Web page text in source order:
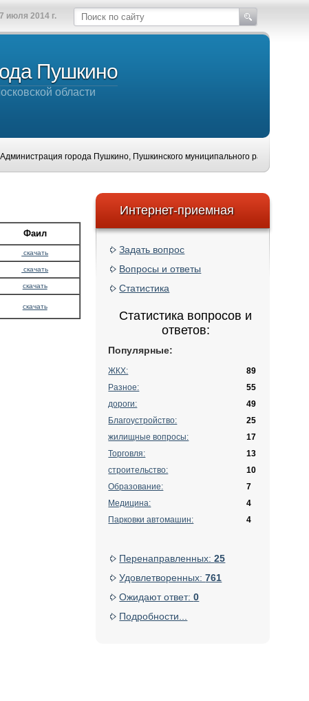
июля 2014 г.
Пушкино
области
города Пушкино, Пушкинского муниципального района,
Фаил
скачать
скачать
скачать
скачать
Интернет-приемная
Задать вопрос
Вопросы и ответы
Статистика
Статистика вопросов и
ответов:
Популярные:
ЖКХ:
89
Разное:
55
дороги:
49
Благоустройство:
25
жилищные вопросы:
17
Торговля:
13
строительство:
10
Образование:
7
Медицина:
4
Парковки автомашин:
4
Перенаправленных:25
Удовлетворенных:761
Ожидают ответ:0
Подробности...